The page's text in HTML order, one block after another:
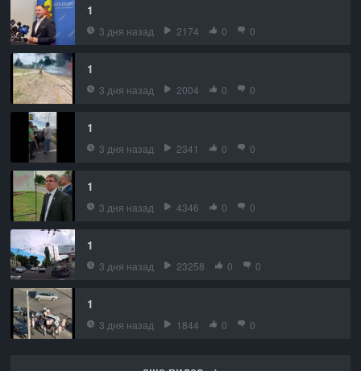
1
3 дня назад 2174 0 0
1
3 дня назад 2004 0 0
1
3 дня назад 2341 0 0
1
3 дня назад 4346 0 0
1
3 дня назад 23258 0 0
1
3 дня назад 1844 0 0